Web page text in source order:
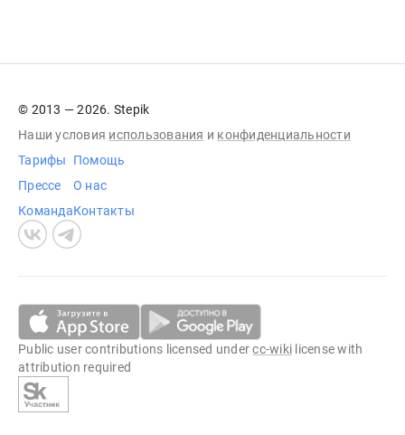
© 2013 — 2026. Stepik
Наши условия использования и конфиденциальности
Тарифы
Прессе
Команда
Помощь
О нас
Контакты
Public user contributions licensed undercc-wiki license with
attribution required